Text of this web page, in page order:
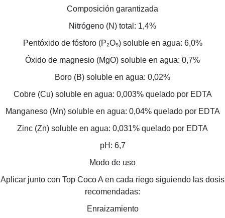
Composición garantizada
Nitrógeno (N) total: 1,4%
Pentóxido de fósforo (P₂O₅) soluble en agua: 6,0%
Óxido de magnesio (MgO) soluble en agua: 0,7%
Boro (B) soluble en agua: 0,02%
Cobre (Cu) soluble en agua: 0,003% quelado por EDTA
Manganeso (Mn) soluble en agua: 0,04% quelado por EDTA
Zinc (Zn) soluble en agua: 0,031% quelado por EDTA
pH: 6,7
Modo de uso
Aplicar junto con Top Coco A en cada riego siguiendo las dosis
recomendadas:
Enraizamiento